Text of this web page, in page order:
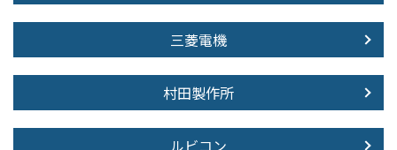
三菱電機
村田製作所
ルビコン